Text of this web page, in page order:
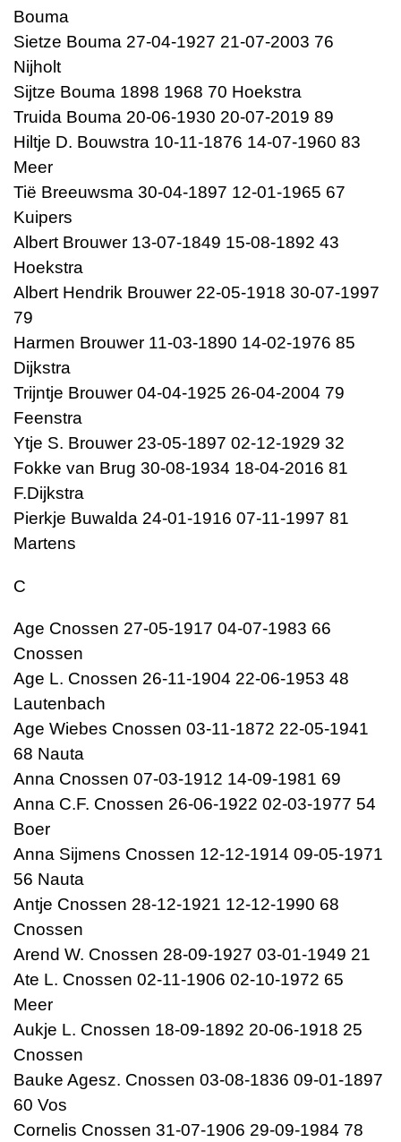
Bouma
Sietze Bouma 27-04-1927 21-07-2003 76
Nijholt
Sijtze Bouma 1898 1968 70 Hoekstra
Truida Bouma 20-06-1930 20-07-2019 89
Hiltje D. Bouwstra 10-11-1876 14-07-1960 83
Meer
Tië Breeuwsma 30-04-1897 12-01-1965 67
Kuipers
Albert Brouwer 13-07-1849 15-08-1892 43
Hoekstra
Albert Hendrik Brouwer 22-05-1918 30-07-1997
79
Harmen Brouwer 11-03-1890 14-02-1976 85
Dijkstra
Trijntje Brouwer 04-04-1925 26-04-2004 79
Feenstra
Ytje S. Brouwer 23-05-1897 02-12-1929 32
Fokke van Brug 30-08-1934 18-04-2016 81
F.Dijkstra
Pierkje Buwalda 24-01-1916 07-11-1997 81
Martens
C
Age Cnossen 27-05-1917 04-07-1983 66
Cnossen
Age L. Cnossen 26-11-1904 22-06-1953 48
Lautenbach
Age Wiebes Cnossen 03-11-1872 22-05-1941
68 Nauta
Anna Cnossen 07-03-1912 14-09-1981 69
Anna C.F. Cnossen 26-06-1922 02-03-1977 54
Boer
Anna Sijmens Cnossen 12-12-1914 09-05-1971
56 Nauta
Antje Cnossen 28-12-1921 12-12-1990 68
Cnossen
Arend W. Cnossen 28-09-1927 03-01-1949 21
Ate L. Cnossen 02-11-1906 02-10-1972 65
Meer
Aukje L. Cnossen 18-09-1892 20-06-1918 25
Cnossen
Bauke Agesz. Cnossen 03-08-1836 09-01-1897
60 Vos
Cornelis Cnossen 31-07-1906 29-09-1984 78